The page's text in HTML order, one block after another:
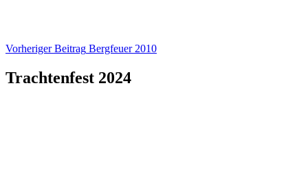
Beitragsnavigation
Vorheriger Beitrag Bergfeuer 2010
Trachtenfest 2024